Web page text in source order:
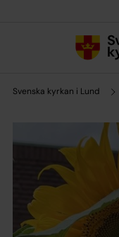
Svenska kyrkan i Lund